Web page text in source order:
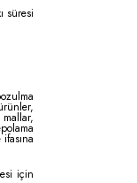
süresi
için